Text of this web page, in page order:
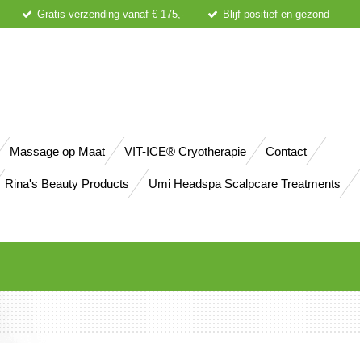
Gratis verzending vanaf € 175,- Blijf positief en gezond
Massage op Maat VIT-ICE® Cryotherapie Contact
Rina's Beauty Products Umi Headspa Scalpcare Treatments